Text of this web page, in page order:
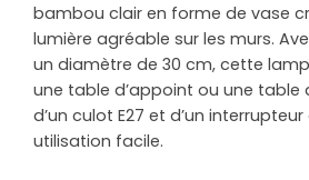
bambou clair en forme de vase
lumière agréable sur les murs.
un diamètre de 30 cm, cette
une table d’appoint ou une table
d’un culot E27 et d’un
utilisation facile.